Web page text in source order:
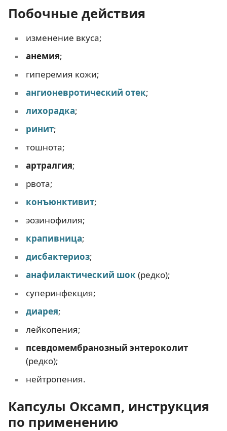
Побочные действия
изменение вкуса;
анемия;
гиперемия кожи;
ангионевротический отек;
лихорадка;
ринит;
тошнота;
артралгия;
рвота;
конъюнктивит;
эозинофилия;
крапивница;
дисбактериоз;
анафилактический шок(редко);
суперинфекция;
диарея;
лейкопения;
псевдомембранозный энтероколит
(редко);
нейтропения.
Капсулы Оксамп, инструкция
по применению